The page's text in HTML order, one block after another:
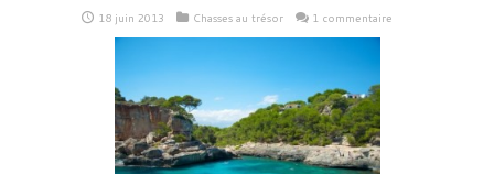
18 juin 2013 Chasses au trésor 1 commentaire